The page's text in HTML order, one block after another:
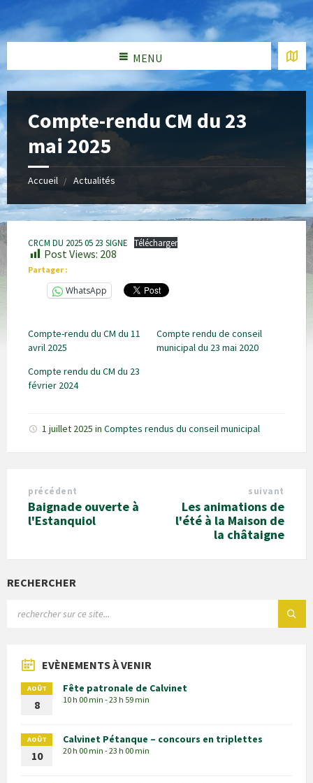
MENU
Compte-rendu CM du 23
mai 2025
Accueil Actualités
CRCM DU 2025 05 23 SIGNE Télécharger
Post Views: 208
Partager :
WhatsApp
Compte-rendu du CM du 11
avril 2025
Compte rendu de conseil
municipal du 23 mai 2020
Compte rendu du CM du 23
février 2024
1 juillet 2025 in Comptes rendus du conseil municipal
précédent
Baignade ouverte à
l'Estanquiol
suivant
Les animations de
l'été à la Maison de
la châtaigne
RECHERCHER
EVÈNEMENTS À VENIR
AOÛT
8
Fête patronale de Calvinet
10 h 00 min - 23 h 59 min
AOÛT
10
Calvinet Pétanque – concours en triplettes
20 h 00 min - 23 h 00 min